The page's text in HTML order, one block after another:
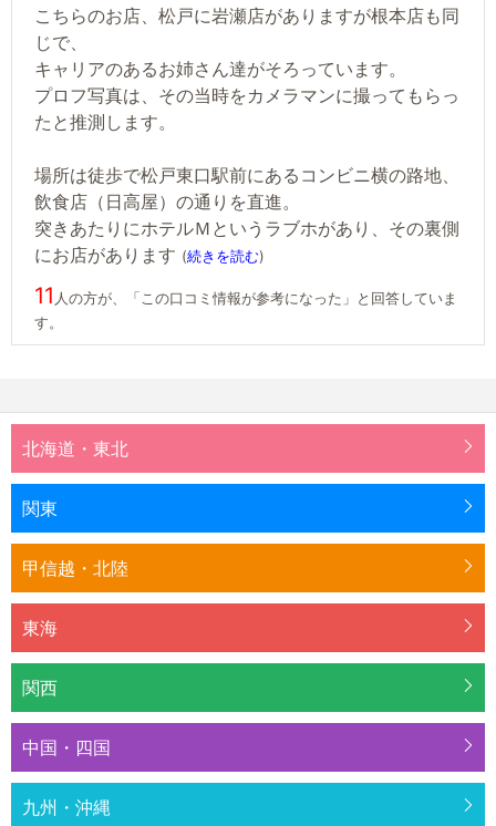
こちらのお店、松戸に岩瀬店がありますが根本店も同
じで、
キャリアのあるお姉さん達がそろっています。
プロフ写真は、その当時をカメラマンに撮ってもらっ
たと推測します。
場所は徒歩で松戸東口駅前にあるコンビニ横の路地、
飲食店（日高屋）の通りを直進。
突きあたりにホテルＭというラブホがあり、その裏側
にお店があります (続きを読む)
11 人の方が、「この口コミ情報が参考になった」と回答していま
す。
北海道・東北
関東
甲信越・北陸
東海
関西
中国・四国
九州・沖縄